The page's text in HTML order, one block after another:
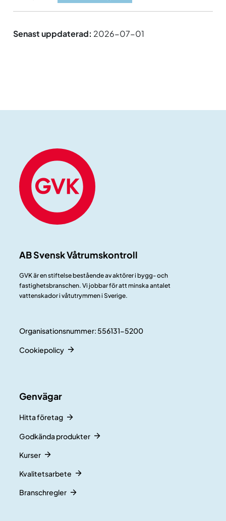
Senast uppdaterad: 2026-07-01
AB Svensk Våtrumskontroll
GVK är en stiftelse bestående av aktörer i bygg- och
fastighetsbranschen. Vi jobbar för att minska antalet
vattenskador i våtutrymmen i Sverige.
Organisationsnummer: 556131-5200
Cookiepolicy
Genvägar
Hitta företag
Godkända produkter
Kurser
Kvalitetsarbete
Branschregler